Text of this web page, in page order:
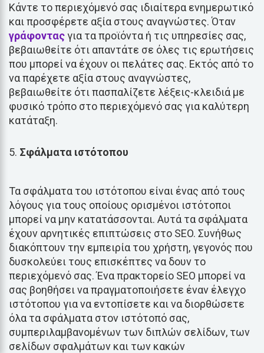
Κάντε το περιεχόμενό σας ιδιαίτερα ενημερωτικό
και προσφέρετε αξία στους αναγνώστες. Όταν
γράφονταςγια τα προϊόντα ή τις υπηρεσίες σας,
βεβαιωθείτε ότι απαντάτε σε όλες τις ερωτήσεις
που μπορεί να έχουν οι πελάτες σας. Εκτός από το
να παρέχετε αξία στους αναγνώστες,
βεβαιωθείτε ότι πασπαλίζετε λέξεις-κλειδιά με
φυσικό τρόπο στο περιεχόμενό σας για καλύτερη
κατάταξη.
Σφάλματα ιστότοπου
Τα σφάλματα του ιστότοπου είναι ένας από τους
λόγους για τους οποίους ορισμένοι ιστότοποι
μπορεί να μην κατατάσσονται. Αυτά τα σφάλματα
έχουν αρνητικές επιπτώσεις στο SEO. Συνήθως
διακόπτουν την εμπειρία του χρήστη, γεγονός που
δυσκολεύει τους επισκέπτες να δουν το
περιεχόμενό σας. Ένα πρακτορείο SEO μπορεί να
σας βοηθήσει να πραγματοποιήσετε έναν έλεγχο
ιστότοπου για να εντοπίσετε και να διορθώσετε
όλα τα σφάλματα στον ιστότοπό σας,
συμπεριλαμβανομένων των διπλών σελίδων, των
σελίδων σφαλμάτων και των κακών